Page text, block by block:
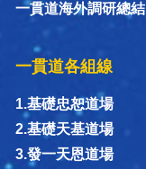
一貫道海外調研總結
一貫道各組線
1.基礎忠恕道場
2.基礎天基道場
3.發一天恩道場